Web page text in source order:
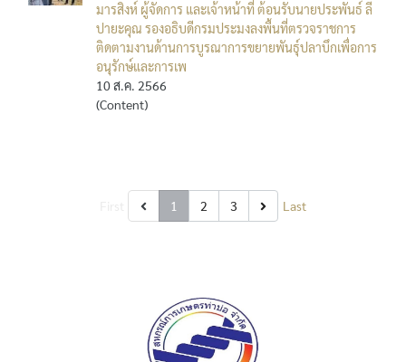
มารสิงห์ ผู้จัดการ และเจ้าหน้าที่ ต้อนรับนายประพันธ์ ลี
ปายะคุณ รองอธิบดีกรมประมงลงพื้นที่ตรวจราชการ
ติดตามงานด้านการบูรณาการขยายพันธุ์ปลาบึกเพื่อการ
อนุรักษ์และการเพ
10 ส.ค. 2566
(Content)
1 2 3 Last